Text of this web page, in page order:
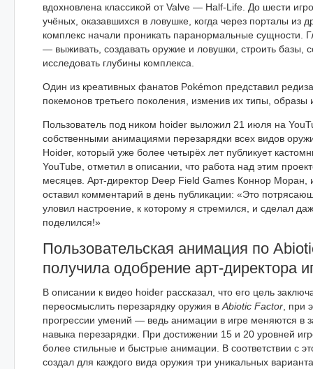
вдохновлена классикой от Valve — Half-Life. До шести
учёных, оказавшихся в ловушке, когда через порталы из
комплекс начали проникать паранормальные сущности.
— выживать, создавать оружие и ловушки, строить базы,
исследовать глубины комплекса.
Один из креативных фанатов Pokémon представил
покемонов третьего поколения, изменив их типы,
Пользователь под ником hoider выложил 21 июля на
собственными анимациями перезарядки всех видов
Hoider, который уже более четырёх лет публикует
YouTube, отметил в описании, что работа над этим
месяцев. Арт-директор Deep Field Games Коннор Моран,
оставил комментарий в день публикации: «Это
уловил настроение, к которому я стремился, и сделал
поделился!»
Пользовательская анимация по
получила одобрение арт-директора
В описании к видео hoider рассказал, что его цель
переосмыслить перезарядку оружия в Abiotic Factor , при
прогрессии умений — ведь анимации в игре меняются в
навыка перезарядки. При достижении 15 и 20 уровней
более стильные и быстрые анимации. В соответствии с
создал для каждого вида оружия три уникальных